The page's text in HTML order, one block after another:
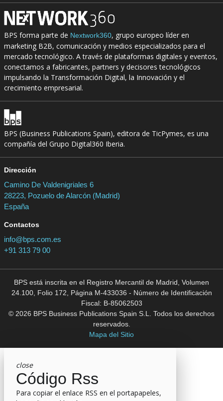
BPS forma parte de Nextwork360, grupo europeo líder en
marketing B2B, comunicación y medios especializados para el
mercado tecnológico. A través de plataformas digitales y eventos,
conectamos a fabricantes, partners y decisores tecnológicos
impulsando la Transformación Digital, la Innovación y el
crecimiento empresarial.
BPS (Business Publications Spain), editora de TicPymes, es una
compañía del Grupo Digital360 Iberia.
Dirección
Camino De Valdenigriales 6
28223, Pozuelo de Alarcón (Madrid)
España
Contactos
info@bps.com.es
+91 313 79 00
BPS está inscrita en el Registro Mercantil de Madrid, Volumen
24.100, Folio 172, Página M-433036 - Número de Identificación
Fiscal: B-85062503
© 2026 BPS Business Publications Spain S.L. Todos los derechos
reservados.
Mapa del Sitio
close
Código Rss
Para copiar el enlace RSS en el portapapeles,